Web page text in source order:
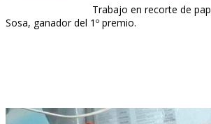
Trabajo en recorte de papel de
Sosa, ganador del 1º premio.